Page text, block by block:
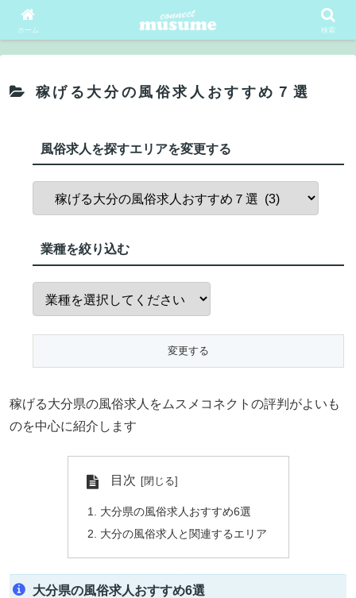
稼げる大分の風俗求人おすすめ７選
風俗求人を探すエリアを変更する
リ
業種を絞り込む
稼げる大分県の風俗求人をムスメコネクトの評判がよいも
のを中心に紹介します
目次
大分県の風俗求人おすすめ6選
大分の風俗求人と関連するエリア
大分県の風俗求人おすすめ6選
ホーム 検索